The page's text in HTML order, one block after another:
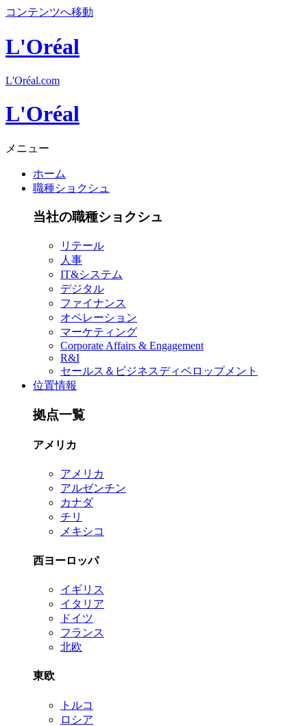
コンテンツへ移動
L'Oréal
L'Oréal.com
L'Oréal
メニュー
ホーム
職種ショクシュ
当社の職種ショクシュ
リテール
人事
IT&システム
デジタル
ファイナンス
オペレーション
マーケティング
Corporate Affairs & Engagement
R&I
セールス＆ビジネスディベロップメント
位置情報
拠点一覧
アメリカ
アメリカ
アルゼンチン
カナダ
チリ
メキシコ
西ヨーロッパ
イギリス
イタリア
ドイツ
フランス
北欧
東欧
トルコ
ロシア